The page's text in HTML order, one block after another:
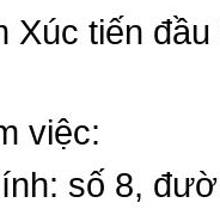
Xúc tiến
việc:
số 8,